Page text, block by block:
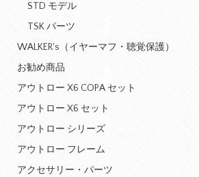
STD モデル
TSK パーツ
WALKER's（イヤーマフ・聴覚保護）
お勧め商品
アウトロー X6 COPA セット
アウトロー X6 セット
アウトロー シリーズ
アウトロー フレーム
アクセサリー・パーツ